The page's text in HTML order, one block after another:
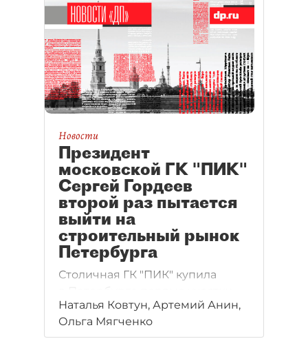
Новости
Президент
московской ГК "ПИК"
Сергей Гордеев
второй раз пытается
выйти на
строительный рынок
Петербурга
Столичная ГК "ПИК" купила
под строительство жилья.
Инвестиции в их застройку
эксперты оценивают в 12 млрд
Наталья Ковтун, Артемий Анин,
Ольга Мягченко